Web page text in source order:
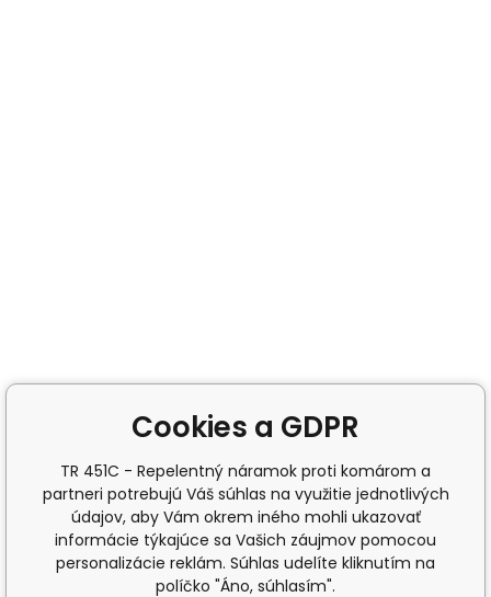
Cookies a GDPR
TR 451C - Repelentný náramok proti komárom a
partneri potrebujú Váš súhlas na využitie jednotlivých
údajov, aby Vám okrem iného mohli ukazovať
informácie týkajúce sa Vašich záujmov pomocou
personalizácie reklám. Súhlas udelíte kliknutím na
políčko "Áno, súhlasím".